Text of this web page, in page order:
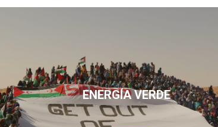
ENERGÍA VERDE